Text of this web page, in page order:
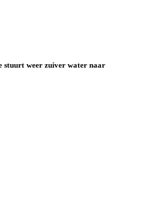
stuurt weer zuiver water naar